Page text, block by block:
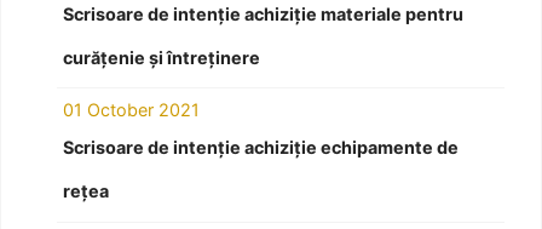
Scrisoare de intenție achiziție materiale pentru
curățenie și întreținere
01 October 2021
Scrisoare de intenție achiziție echipamente de
rețea